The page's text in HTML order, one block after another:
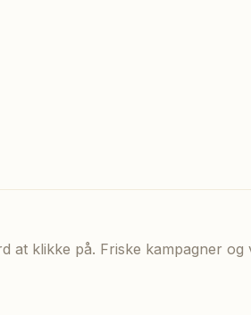
at klikke på. Friske kampagner